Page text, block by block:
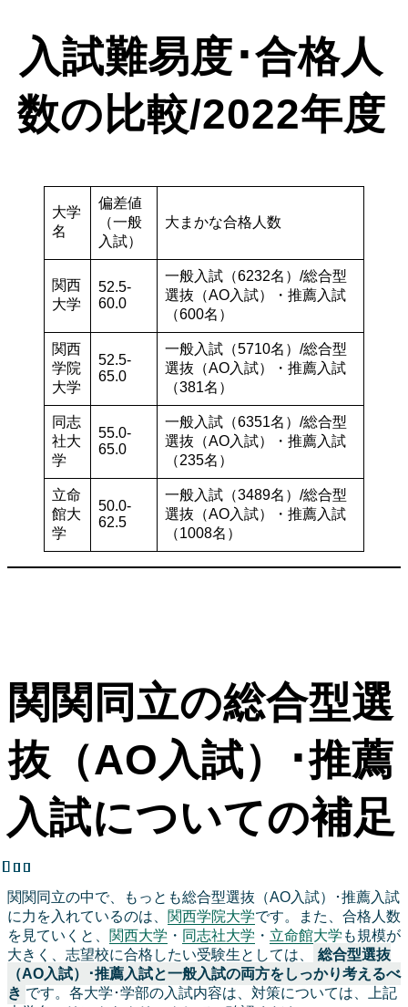
入試難易度･合格人
数の比較/2022年度
大学
名
偏差値
（一般
入試）
大まかな合格人数
関西
大学
52.5-
60.0
一般入試（6232名）/総合型
選抜（AO入試）・推薦入試
（600名）
関西
学院
大学
52.5-
65.0
一般入試（5710名）/総合型
選抜（AO入試）・推薦入試
（381名）
同志
社大
学
55.0-
65.0
一般入試（6351名）/総合型
選抜（AO入試）・推薦入試
（235名）
立命
館大
学
50.0-
62.5
一般入試（3489名）/総合型
選抜（AO入試）・推薦入試
（1008名）
関関同立の総合型選
抜（AO入試）･推薦
入試についての補足
関関同立の中で、もっとも総合型選抜（AO入試）･推薦入試
に力を入れているのは、 関西学院大学です。また、合格人数
を見ていくと、 関西大学 ・ 同志社大学 ・ 立命館大学 も規模が
大きく、志望校に合格したい受験生としては、
総合型選抜
（AO入試）･推薦入試と一般入試の両方をしっかり考えるべ
き です。各大学･学部の入試内容は、対策については、上記